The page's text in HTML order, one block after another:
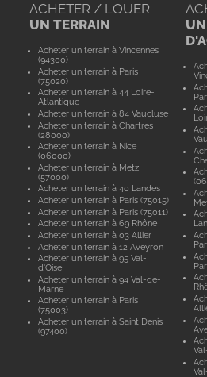
ACHETER / LOUER
UN TERRAIN
Acheter un terrain à Vincennes
(94300)
Acheter un terrain à Paris
(75020)
Acheter un terrain à 44 Loire-
Atlantique
Acheter un terrain à 84 Vaucluse
Acheter un terrain à Chartres
(28000)
Acheter un terrain à Nice
(06000)
Acheter un terrain à Metz
(57000)
Acheter un terrain à 40 Landes
Acheter un terrain à Paris (75015)
Acheter un terrain à Paris (75011)
Acheter un terrain à 69 Rhône
Acheter un terrain à 03 Allier
Acheter un terrain à 12 Aveyron
Acheter un terrain à 95 Val-
d'Oise
Acheter un terrain à 94 Val-de-
Marne
Acheter un terrain à Paris
(75003)
Acheter un terrain à Saint Denis
(97400)